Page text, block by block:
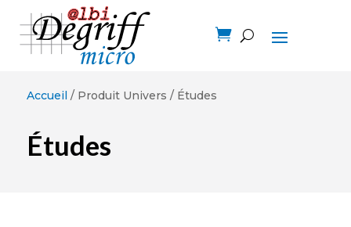

Accueil / Produit Univers / Études
Études